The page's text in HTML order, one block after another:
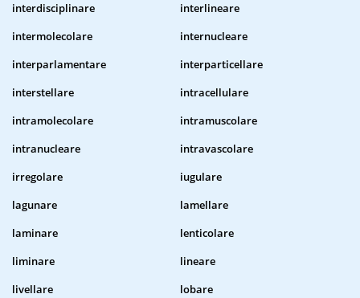
interdisciplinare
interlineare
intermolecolare
internucleare
interparlamentare
interparticellare
interstellare
intracellulare
intramolecolare
intramuscolare
intranucleare
intravascolare
irregolare
iugulare
lagunare
lamellare
laminare
lenticolare
liminare
lineare
livellare
lobare